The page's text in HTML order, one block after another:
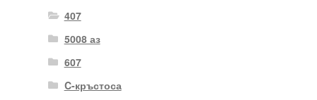
407
5008 аз
607
C-кръстоса